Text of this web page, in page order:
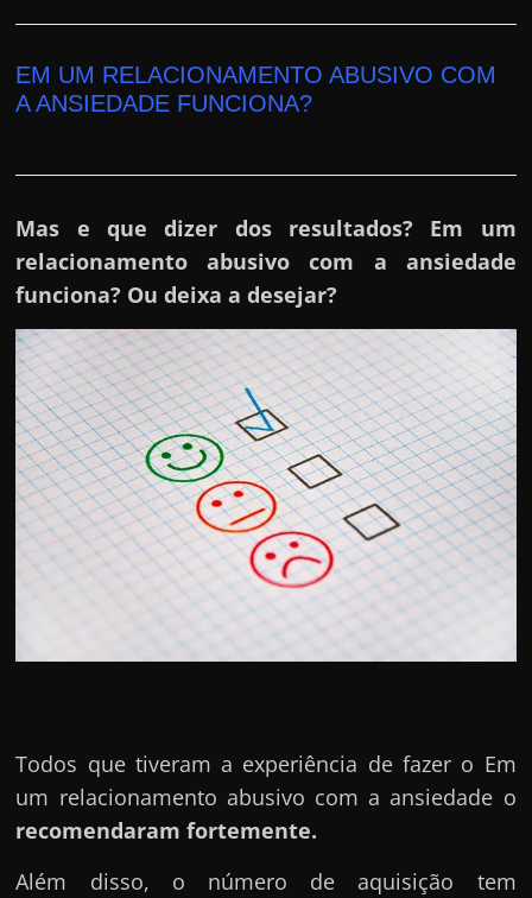
EM UM RELACIONAMENTO ABUSIVO COM
A ANSIEDADE FUNCIONA?
Mas e que dizer dos resultados? Em um
relacionamento abusivo com a ansiedade
funciona? Ou deixa a desejar?
Todos que tiveram a experiência de fazer o Em
um relacionamento abusivo com a ansiedade o
recomendaram fortemente.
Além disso, o número de aquisição tem